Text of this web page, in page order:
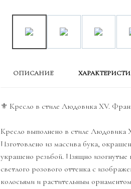
ОПИСАНИЕ
⚜️ Кресло в стиле Людовика XV.
Кресло выполнено в стиле Людовика
Изготовлено из массива бука,
украшено резьбой. Изящно
светлого розового оттенка с
колосьями и растительным